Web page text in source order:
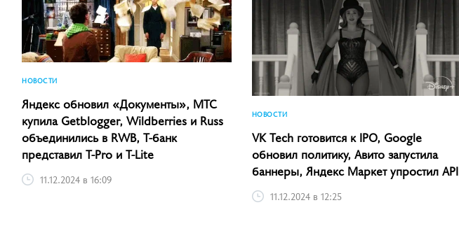
НОВОСТИ
Яндекс обновил «Документы», МТС
купила Getblogger, Wildberries и Russ
объединились в RWB, Т-банк
представил T-Pro и T-Lite
11.12.2024 в 16:09
НОВОСТИ
VK Tech готовится к IPO, Google
обновил политику, Авито запустила
баннеры, Яндекс Маркет упростил API
11.12.2024 в 12:25